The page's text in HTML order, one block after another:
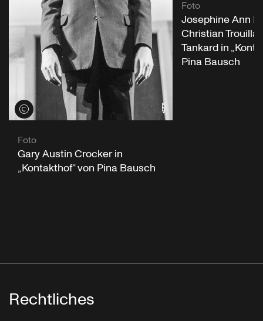
Credits öffnen
Foto
Gary Austin Crocker in
„Kontakthof“ von Pina Bausch
Foto
Josephine Ann
Christian
Tankard in
Pina Bausch
Rechtliches